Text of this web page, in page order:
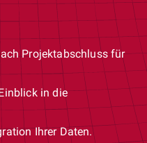
Projektabschluss für
in die
Ihrer Daten.